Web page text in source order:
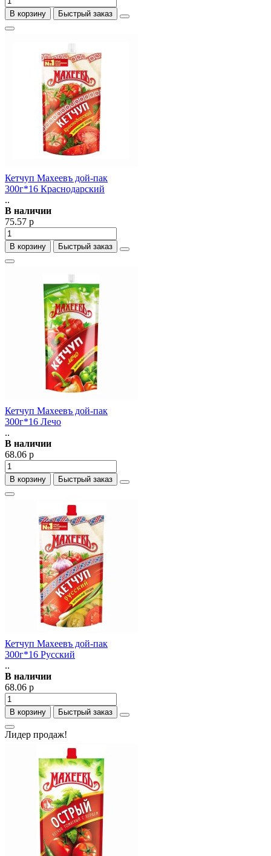
В корзину Быстрый заказ
Кетчуп Махеевъ дой-пак
300г*16 Краснодарский
..
В наличии
75.57 р
В корзину Быстрый заказ
Кетчуп Махеевъ дой-пак
300г*16 Лечо
..
В наличии
68.06 р
В корзину Быстрый заказ
Кетчуп Махеевъ дой-пак
300г*16 Русский
..
В наличии
68.06 р
В корзину Быстрый заказ
Лидер продаж!